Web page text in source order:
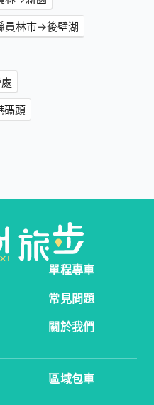
員林市→後壁湖
碼頭
單程專車
常見問題
關於我們
區域包車